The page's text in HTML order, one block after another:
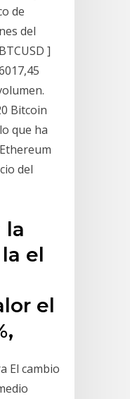
de
del
]
Bitcoin
que ha
del
la
el
el
El cambio